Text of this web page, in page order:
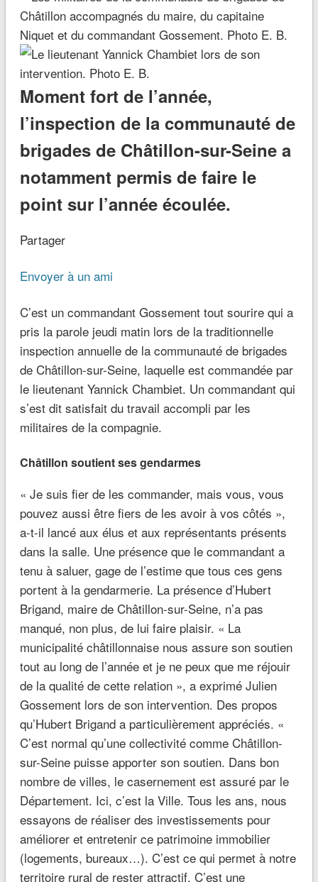
Moment fort de l’année,
l’inspection de la communauté de
brigades de Châtillon-sur-Seine a
notamment permis de faire le
point sur l’année écoulée.
Partager
Envoyer à un ami
C’est un commandant Gossement tout sourire qui a
pris la parole jeudi matin lors de la traditionnelle
inspection annuelle de la communauté de brigades
de Châtillon-sur-Seine, laquelle est commandée par
le lieutenant Yannick Chambiet. Un commandant qui
s’est dit satisfait du travail accompli par les
militaires de la compagnie.
Châtillon soutient ses gendarmes
« Je suis fier de les commander, mais vous, vous
pouvez aussi être fiers de les avoir à vos côtés »,
a-t-il lancé aux élus et aux représentants présents
dans la salle. Une présence que le commandant a
tenu à saluer, gage de l’estime que tous ces gens
portent à la gendarmerie. La présence d’Hubert
Brigand, maire de Châtillon-sur-Seine, n’a pas
manqué, non plus, de lui faire plaisir. « La
municipalité châtillonnaise nous assure son soutien
tout au long de l’année et je ne peux que me réjouir
de la qualité de cette relation », a exprimé Julien
Gossement lors de son intervention. Des propos
qu’Hubert Brigand a particulièrement appréciés. «
C’est normal qu’une collectivité comme Châtillon-
sur-Seine puisse apporter son soutien. Dans bon
nombre de villes, le casernement est assuré par le
Département. Ici, c’est la Ville. Tous les ans, nous
essayons de réaliser des investissements pour
améliorer et entretenir ce patrimoine immobilier
(logements, bureaux…). C’est ce qui permet à notre
territoire rural de rester attractif. C’est une